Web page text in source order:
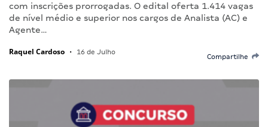
com inscrições prorrogadas. O edital oferta 1.414 vagas
de nível médio e superior nos cargos de Analista (AC) e
Agente…
Raquel Cardoso • 16 de Julho
Compartilhe